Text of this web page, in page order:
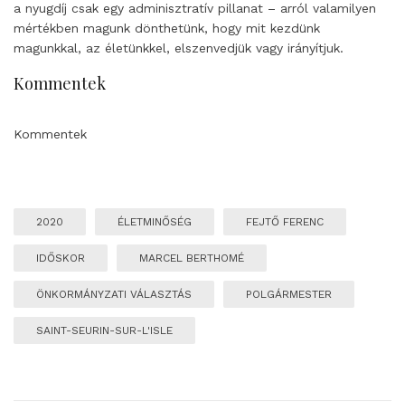
a nyugdíj csak egy adminisztratív pillanat – arról valamilyen
mértékben magunk dönthetünk, hogy mit kezdünk
magunkkal, az életünkkel, elszenvedjük vagy irányítjuk.
Kommentek
Kommentek
2020 ÉLETMINŐSÉG FEJTŐ FERENC
IDŐSKOR MARCEL BERTHOMÉ
ÖNKORMÁNYZATI VÁLASZTÁS POLGÁRMESTER
SAINT-SEURIN-SUR-L'ISLE